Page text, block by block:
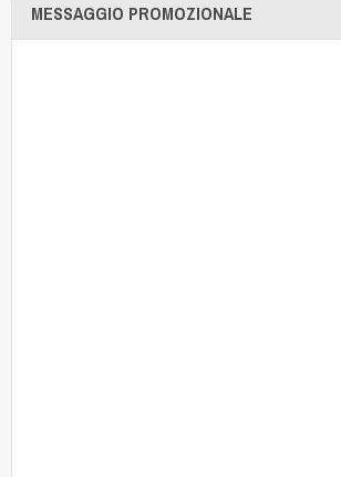
MESSAGGIO PROMOZIONALE